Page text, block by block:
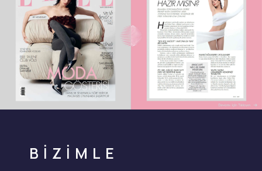
BİZİMLE